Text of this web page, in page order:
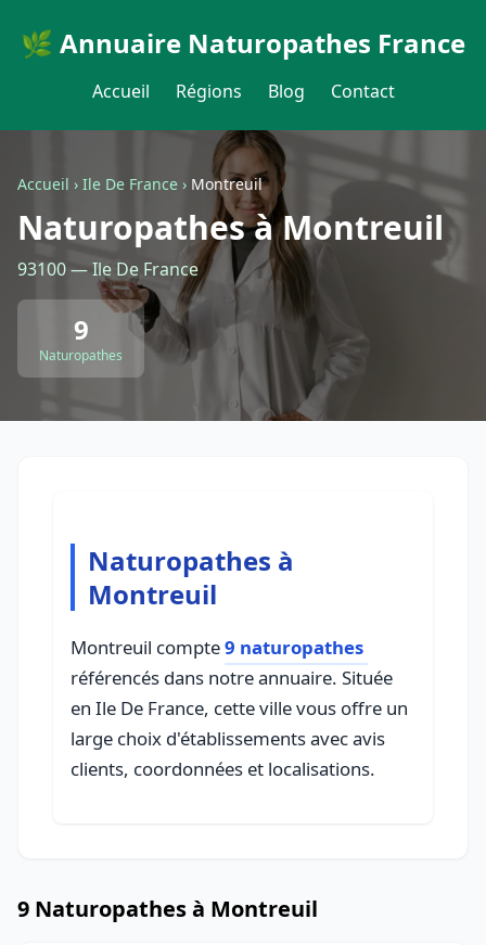
🌿 Annuaire Naturopathes France
Accueil Régions Blog Contact
Accueil › Ile De France › Montreuil
Naturopathes à Montreuil
93100 — Ile De France
9
Naturopathes
Naturopathes à
Montreuil
Montreuil compte9 naturopathes
référencés dans notre annuaire. Située
en Ile De France, cette ville vous offre un
large choix d'établissements avec avis
clients, coordonnées et localisations.
9 Naturopathes à Montreuil